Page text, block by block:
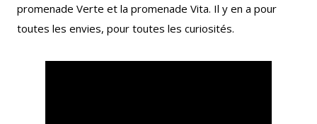
Le Créa La médiathèque
promenade Verte et la promenade Vita. Il y en a pour
toutes les envies, pour toutes les curiosités.